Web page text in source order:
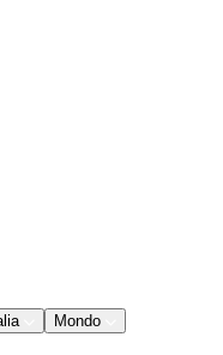
Mondo